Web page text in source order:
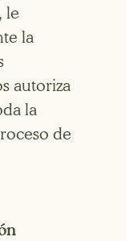
le
la
autoriza
la
de